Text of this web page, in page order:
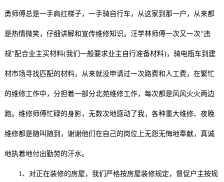
勇师傅总是一手肩扛梯子，一手骑自行车，从这家到那一户，从来都
是热情微笑，仔细讲解和宣传维修知识。汪学林师傅一次又一次“违
规”配合业主买材料(我们一般要求业主自行准备材料)，骑电瓶车到建
材市场寻找匹配的材料，从来就没申请过一次路费和人工费，在繁忙
的维修工作中，分担着一部分北苑维修工作，每次都是风风火火两边
跑。维修师傅忙碌的身影，无数次地感动了我，各种重大维修、夜晚
维修都是随叫随到，谢谢他们在自己的岗位上无怨无悔地奉献，真诚
地执着地付出勤劳的汗水。
1、对正在装修的房屋，我们严格按房屋装修规定，督促户主按规